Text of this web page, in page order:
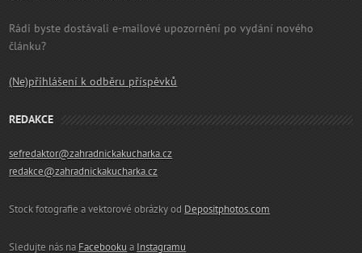
Rádi byste dostávali e-mailové upozornění po vydání nového
článku?
(Ne)přihlášení k odběru příspěvků
REDAKCE
sefredaktor@zahradnickakucharka.cz
redakce@zahradnickakucharka.cz
Stock fotografie a vektorové obrázky od Depositphotos.com
Sledujte nás na Facebooku a Instagramu